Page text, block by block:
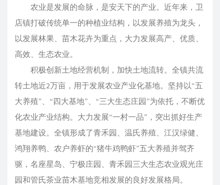
农业是发展的命脉，是安天下的产业。近年来，卫
店镇打破传统单一的种植业结构，以发展养殖为龙头，
以发展林果、苗木花卉为重点，大力发展高产、优质、
高效、生态农业。
积极创新土地经营机制，加快土地流转。全镇共流
转土地近2万亩，用于发展农业产业化基地。坚持以“五
大养殖”、“四大基地”、“三大生态庄园”为依托，不断优
化农业产业结构。大力发展“一村一品”，突出抓好生产
基地建设。全镇形成了青禾园、温氏养殖、江汉绿健、
鸿翔养鸭、农户养虾的“猪牛鸡鸭虾”五大养殖并驾齐
驱，名座星岛、宁极庄园、青禾园三大生态农业观光庄
园和管氏茶业苗木基地竞相发展的良好发展格局。